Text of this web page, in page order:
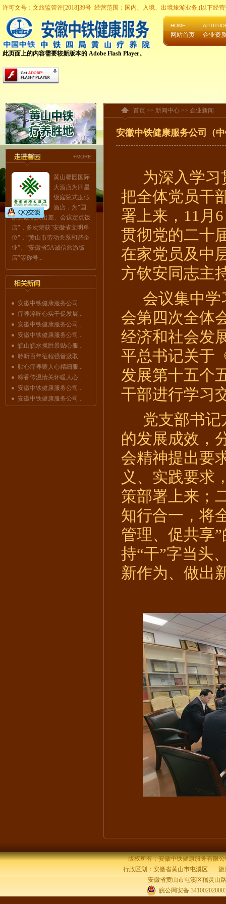
许可文号：文旅监管许[2018]39号 经营范围：国内、入境、出境旅游业务;(以下经
HOME
网站首页 企业资
此页面上的内容需要较新版本的 Adobe Flash Player。
+MORE
黄山馨园国际
大酒店为四星
级庭院式度假
酒店，为"国
家党政机关出差、会议定点饭
店"，多次荣获"安徽省文明单
位"，“黄山市劳动关系和谐企
业”、“安徽省5A诚信旅游饭
店”等称号...
安徽中铁健康服务公司...
疗养淬匠心实干促发展...
安徽中铁健康服务公司...
安徽中铁健康服务公司...
皖山皖水揽胜景贴心服...
聆听百年征程强音汲取...
贴心疗养暖人心精细服...
粽香传温情关怀暖人心...
安徽中铁健康服务公司...
安徽中铁健康服务公司...
首页 >> 新闻中心 >> 企业新闻
安徽中铁健康服务公司（
为深入学
把全体党员干
署上来， 11月
贯彻党的二十
在家党员及中
方钦安 同志主
会议集中学
会第四次全体
经济和社会发
平总书记关于
发展第十五个
干部进行学习
党支部书记
的发展成效 ，
会精神提出要
义、实践要求
策部署上来 ；
知行合一，将
管理、促共享
持“干”字当头
新作为、做出
版权所有：安徽中铁健康服务有限公
行政区划：安徽省黄山市屯溪区 旅
安徽省黄山市屯溪区稽灵山
皖公网安备